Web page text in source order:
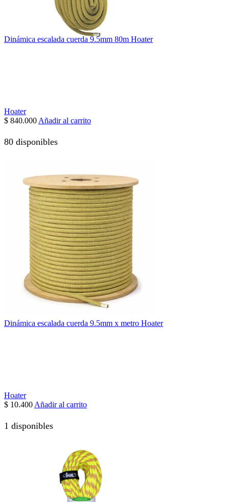
Dinámica escalada cuerda 9.5mm 80m Hoater
Hoater
$ 840.000 Añadir al carrito
80 disponibles
Dinámica escalada cuerda 9.5mm x metro Hoater
Hoater
$ 10.400 Añadir al carrito
1 disponibles